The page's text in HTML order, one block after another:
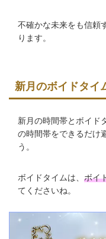
不確かな未来をも信頼
ります。
新月のボイドタイ
新月の時間帯とボイド
の時間帯をできるだけ
う。
ボイドタイムは、 ボイ
てくださいね。